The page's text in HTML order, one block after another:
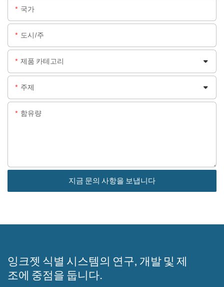
국가
도시/주
제품 카테고리
주제
함유량
지금 문의 사항을 보냅니다
잉크젯 식별 시스템의 연구, 개발 및 제
조에 중점을 둡니다.